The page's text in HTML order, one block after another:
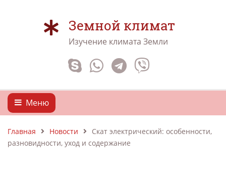
Земной климат
Изучение климата Земли
Меню
Главная Новости
Скат электрический: особенности,
разновидности, уход и содержание